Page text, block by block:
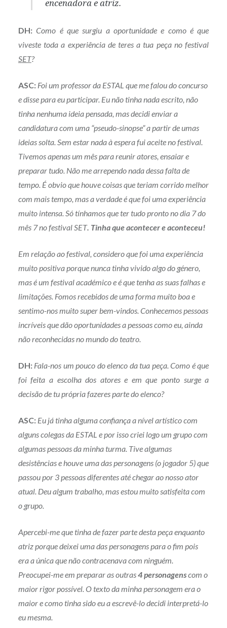
encenadora e atriz.
DH: Como é que surgiu a oportunidade e como é que
viveste toda a experiência de teres a tua peça no festival
SET?
ASC:Foi um professor da ESTAL que me falou do concurso
e disse para eu participar. Eu não tinha nada escrito, não
tinha nenhuma ideia pensada, mas decidi enviar a
candidatura com uma “pseudo-sinopse” a partir de umas
ideias solta. Sem estar nada à espera fui aceite no festival.
Tivemos apenas um mês para reunir atores, ensaiar e
preparar tudo. Não me arrependo nada dessa falta de
tempo. É obvio que houve coisas que teriam corrido melhor
com mais tempo, mas a verdade é que foi uma experiência
muito intensa. Só tínhamos que ter tudo pronto no dia 7 do
mês 7 no festival SET. Tinha que acontecer e aconteceu!
Em relação ao festival, considero que foi uma experiência
muito positiva porque nunca tinha vivido algo do género,
mas é um festival académico e é que tenha as suas falhas e
limitações. Fomos recebidos de uma forma muito boa e
sentimo-nos muito super bem-vindos. Conhecemos pessoas
incríveis que dão oportunidades a pessoas como eu, ainda
não reconhecidas no mundo do teatro.
DH:Fala-nos um pouco do elenco da tua peça. Como é que
foi feita a escolha dos atores e em que ponto surge a
decisão de tu própria fazeres parte do elenco?
ASC:Eu já tinha alguma confiança a nível artístico com
alguns colegas da ESTAL e por isso criei logo um grupo com
algumas pessoas da minha turma. Tive algumas
desistências e houve uma das personagens (o jogador 5) que
passou por 3 pessoas diferentes até chegar ao nosso ator
atual. Deu algum trabalho, mas estou muito satisfeita com
o grupo.
Apercebi-me que tinha de fazer parte desta peça enquanto
atriz porque deixei uma das personagens para o fim pois
era a única que não contracenava com ninguém.
Preocupei-me em preparar as outras4 personagenscom o
maior rigor possível. O texto da minha personagem era o
maior e como tinha sido eu a escrevê-lo decidi interpretá-lo
eu mesma.